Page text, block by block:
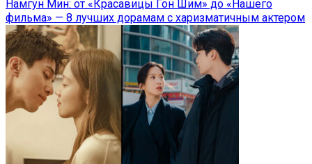
Намгун Мин: от «Красавицы Гон Шим» до «Нашего
фильма» — 8 лучших дорамам с харизматичным актером